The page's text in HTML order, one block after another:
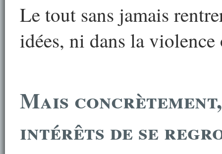
Le tout sans jamais
idées, ni dans la
Mais
intérêts de se